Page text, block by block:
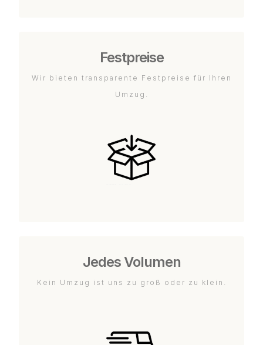
Festpreise
Wir bieten transparente Festpreise für Ihren
Umzug.
Jedes Volumen
Kein Umzug ist uns zu groß oder zu klein.